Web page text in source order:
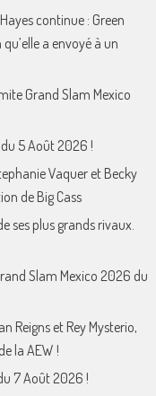
continue : Green
a envoyé à un
Grand Slam Mexico
5 Août 2026 !
Vaquer et Becky
de Big Cass
ses plus grands rivaux.
Slam Mexico 2026 du
Reigns et Rey Mysterio,
la AEW !
7 Août 2026 !